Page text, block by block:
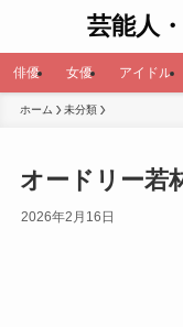
芸能人
俳優 女優 アイドル
ホーム 未分類
オードリー若
2026年2月16日